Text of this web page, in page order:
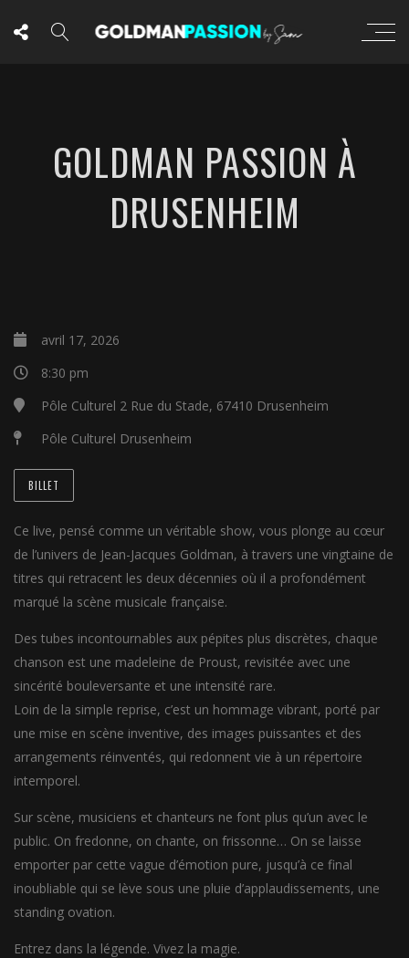
GOLDMAN PASSION À
DRUSENHEIM
avril 17, 2026
8:30 pm
Pôle Culturel 2 Rue du Stade, 67410 Drusenheim
Pôle Culturel Drusenheim
BILLET
Ce live, pensé comme un véritable show, vous plonge au cœur
de l’univers de Jean-Jacques Goldman, à travers une vingtaine de
titres qui retracent les deux décennies où il a profondément
marqué la scène musicale française.
Des tubes incontournables aux pépites plus discrètes, chaque
chanson est une madeleine de Proust, revisitée avec une
sincérité bouleversante et une intensité rare.
Loin de la simple reprise, c’est un hommage vibrant, porté par
une mise en scène inventive, des images puissantes et des
arrangements réinventés, qui redonnent vie à un répertoire
intemporel.
Sur scène, musiciens et chanteurs ne font plus qu’un avec le
public. On fredonne, on chante, on frissonne… On se laisse
emporter par cette vague d’émotion pure, jusqu’à ce final
inoubliable qui se lève sous une pluie d’applaudissements, une
standing ovation.
Entrez dans la légende. Vivez la magie.